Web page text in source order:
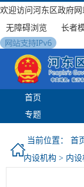
欢迎访问河东区政府网
无障碍浏览
长者
首页
专题
当前位置： 首
内设机构 > 内